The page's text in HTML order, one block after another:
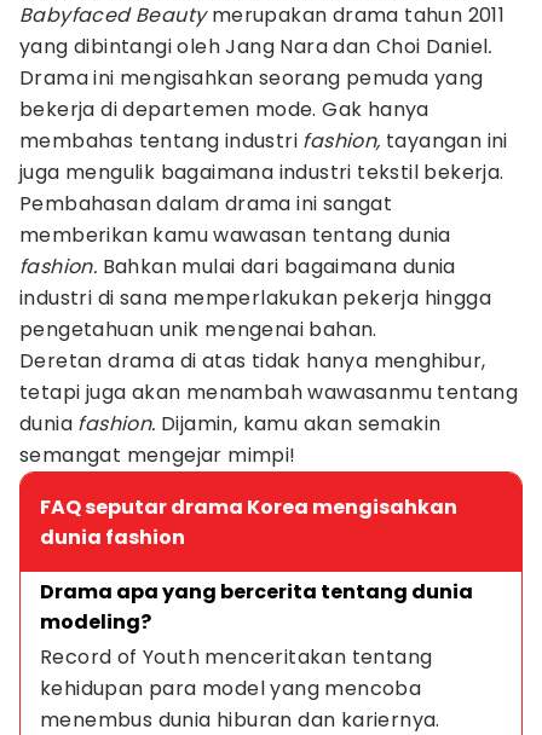
Babyfaced Beautymerupakan drama tahun 2011
yang dibintangi oleh Jang Nara dan Choi Daniel.
Drama ini mengisahkan seorang pemuda yang
bekerja di departemen mode. Gak hanya
membahas tentang industri fashion, tayangan ini
juga mengulik bagaimana industri tekstil bekerja.
Pembahasan dalam drama ini sangat
memberikan kamu wawasan tentang dunia
fashion. Bahkan mulai dari bagaimana dunia
industri di sana memperlakukan pekerja hingga
pengetahuan unik mengenai bahan.
Deretan drama di atas tidak hanya menghibur,
tetapi juga akan menambah wawasanmu tentang
dunia fashion. Dijamin, kamu akan semakin
semangat mengejar mimpi!
FAQ seputar drama Korea mengisahkan
dunia fashion
Drama apa yang bercerita tentang dunia
modeling?
Record of Youth menceritakan tentang
kehidupan para model yang mencoba
menembus dunia hiburan dan kariernya.